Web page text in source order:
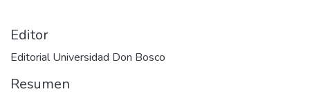
Editor
Editorial Universidad Don Bosco
Resumen